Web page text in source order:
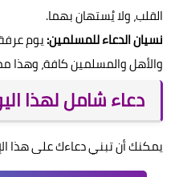
القلب، ولا يُستهان بهما.
نسيان الدعاء للمسلمين:يوم
والأهل والمسلمين كافة، وهذا
دعاء شامل لهذا
يمكنك أن تبني دعاءك على هذا